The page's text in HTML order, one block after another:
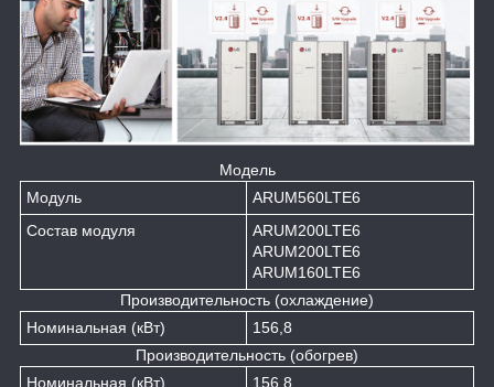
Модель
Модуль
ARUM560LTE6
Состав модуля
ARUM200LTE6
ARUM200LTE6
ARUM160LTE6
Производительность (охлаждение)
Номинальная (кВт)
156,8
Производительность (обогрев)
Номинальная (кВт)
156,8